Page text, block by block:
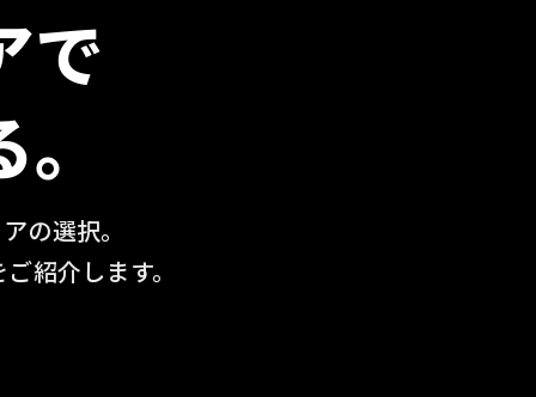
で
の選択。
ご紹介します。